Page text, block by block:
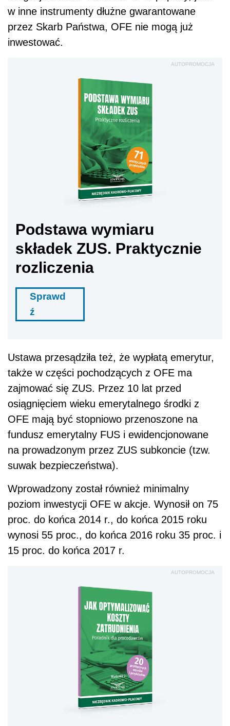
w inne instrumenty dłużne gwarantowane
przez Skarb Państwa, OFE nie mogą już
inwestować.
AUTOPROMOCJA
Podstawa wymiaru
składek ZUS. Praktycznie
rozliczenia
Sprawd
ź
Ustawa przesądziła też, że wypłatą emerytur,
także w części pochodzących z OFE ma
zajmować się ZUS. Przez 10 lat przed
osiągnięciem wieku emerytalnego środki z
OFE mają być stopniowo przenoszone na
fundusz emerytalny FUS i ewidencjonowane
na prowadzonym przez ZUS subkoncie (tzw.
suwak bezpieczeństwa).
Wprowadzony został również minimalny
poziom inwestycji OFE w akcje. Wynosił on 75
proc. do końca 2014 r., do końca 2015 roku
wynosi 55 proc., do końca 2016 roku 35 proc. i
15 proc. do końca 2017 r.
AUTOPROMOCJA